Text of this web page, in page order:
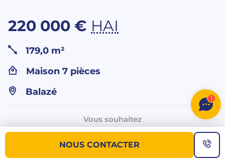
220 000 € HAI
179,0 m²
Maison 7 pièces
Balazé
Vous souhaitez
plus d’informations sur ce bien ?
NOUS CONTACTER
NOUS CONTACTER
1